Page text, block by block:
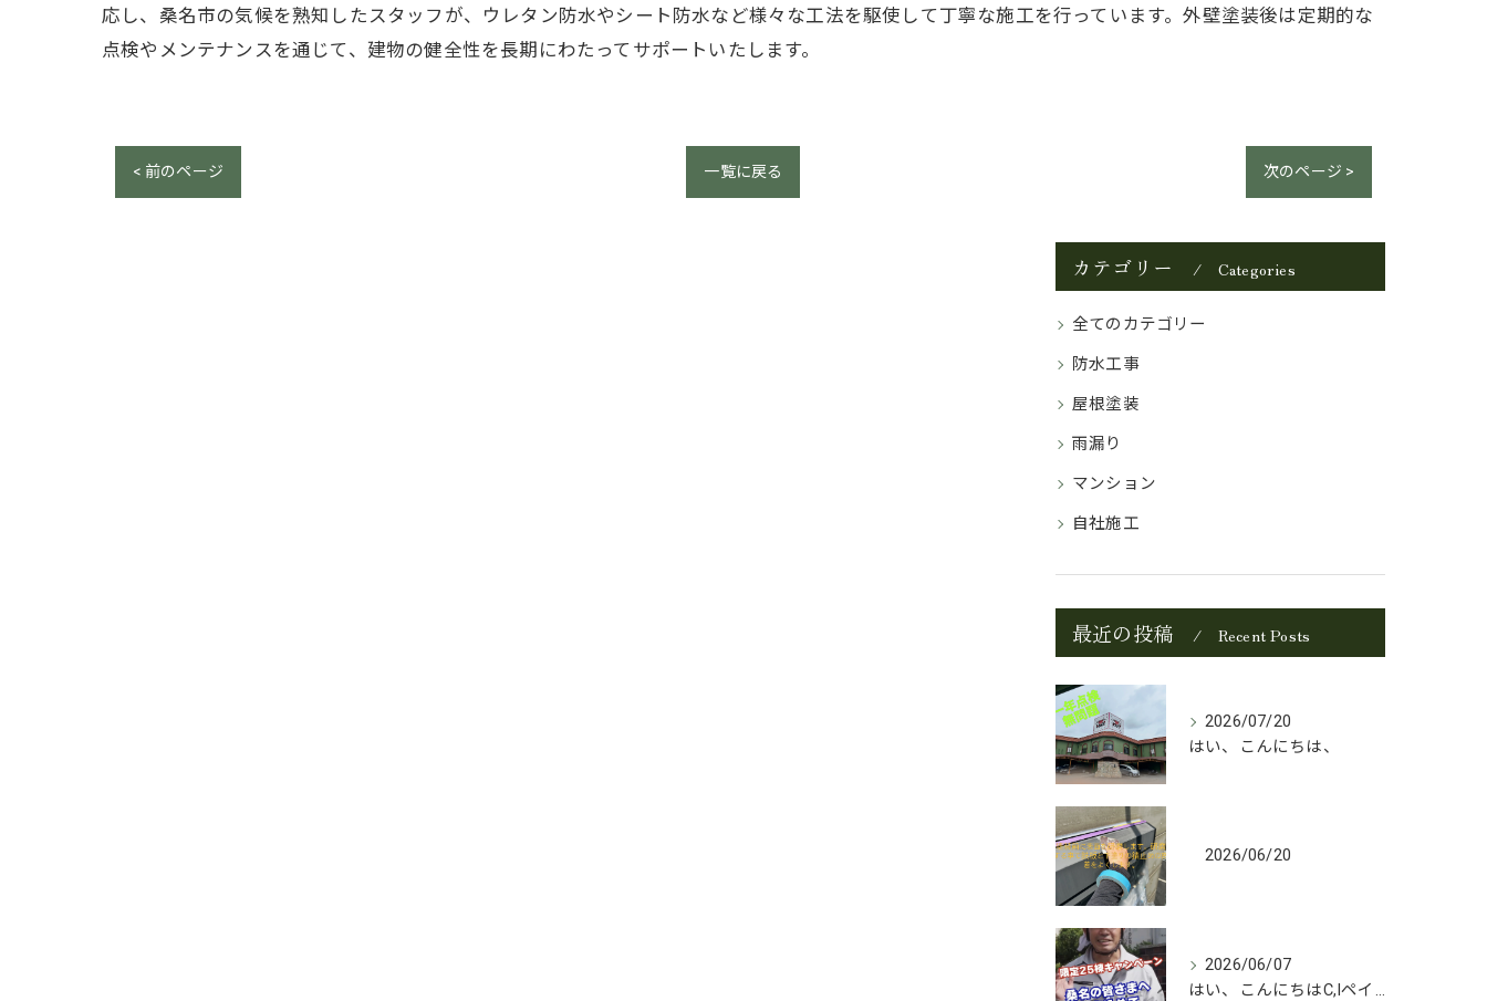
応し、桑名市の気候を熟知したスタッフが、ウレタン防水やシート防水など様々な工法を駆使して丁寧な施工を行っています。外壁塗装後は定期的な
点検やメンテナンスを通じて、建物の健全性を長期にわたってサポートいたします。
< 前のページ 一覧に戻る 次のページ >
カテゴリー Categories
全てのカテゴリー
防水工事
屋根塗装
雨漏り
マンション
自社施工
最近の投稿 Recent Posts
2026/07/20
はい、こんにちは、
2026/06/20
2026/06/07
はい、こんにちはC,Iペイントの中島です。